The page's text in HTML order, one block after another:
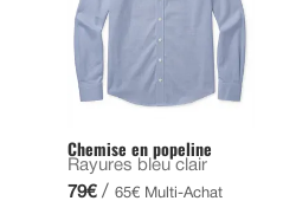
Chemise en popeline
Rayures bleu clair
79€ / 65€ Multi-Achat